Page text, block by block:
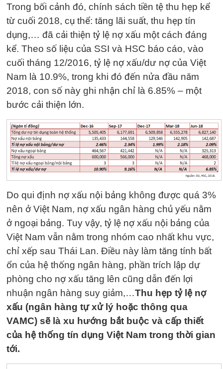
Trong bối cảnh đó, chính sách tiền tệ thu hẹp kể
từ cuối 2018, cụ thể: tăng lãi suất, thu hẹp tín
dụng,… đã cải thiện tỷ lệ nợ xấu một cách đáng
kể. Theo số liệu của SSI và HSC báo cáo, vào
cuối tháng 12/2016, tỷ lệ nợ xấu/dư nợ của Việt
Nam là 10.9%, trong khi đó đến nửa đầu năm
2018, con số này ghi nhận chỉ là 6.85% – một
bước cải thiện lớn.
Do qui định nợ xấu nội bảng không được quá 3%
nên ở Việt Nam, nợ xấu ngân hàng chủ yếu nằm
ở ngoại bảng. Tuy vậy, tỷ lệ nợ xấu nội bảng của
Việt Nam vẫn nằm trong nhóm cao nhất khu vực,
chỉ xếp sau Thái Lan. Điều này làm tăng tính bất
ổn của hệ thống ngân hàng, phần trích lập dự
phòng cho nợ xấu tăng lên cũng dẫn đến lợi
nhuận ngân hàng suy giảm,…Thu hẹp tỷ lệ nợ
xấu (ngân hàng tự xử lý hoặc thông qua
VAMC) sẽ là xu hướng bắt buộc và cấp thiết
của hệ thống tín dụng Việt Nam trong thời gian
tới.